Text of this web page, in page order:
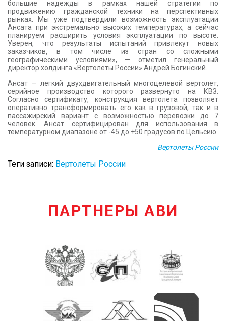
большие надежды в рамках нашей стратегии по
продвижению гражданской техники на перспективных
рынках. Мы уже подтвердили возможность эксплуатации
Ансата при экстремально высоких температурах, а сейчас
планируем расширить условия эксплуатации по высоте.
Уверен, что результаты испытаний привлекут новых
заказчиков, в том числе из стран со сложными
географическими условиями», — отметил генеральный
директор холдинга «Вертолеты России» Андрей Богинский.
Ансат — легкий двухдвигательный многоцелевой вертолет,
серийное производство которого развернуто на КВЗ.
Согласно сертификату, конструкция вертолета позволяет
оперативно трансформировать его как в грузовой, так и в
пассажирский вариант с возможностью перевозки до 7
человек. Ансат сертифицирован для использования в
температурном диапазоне от -45 до +50 градусов по Цельсию.
Вертолеты России
Теги записи: Вертолеты России
ПАРТНЕРЫ АВИ